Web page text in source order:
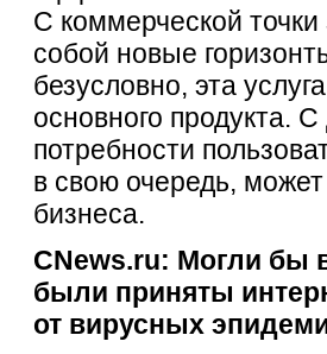
С коммерческой
собой новые
безусловно, эта
основного продукта.
потребности
в свою очередь,
бизнеса.
CNews.ru: Могли бы
были приняты
от вирусных